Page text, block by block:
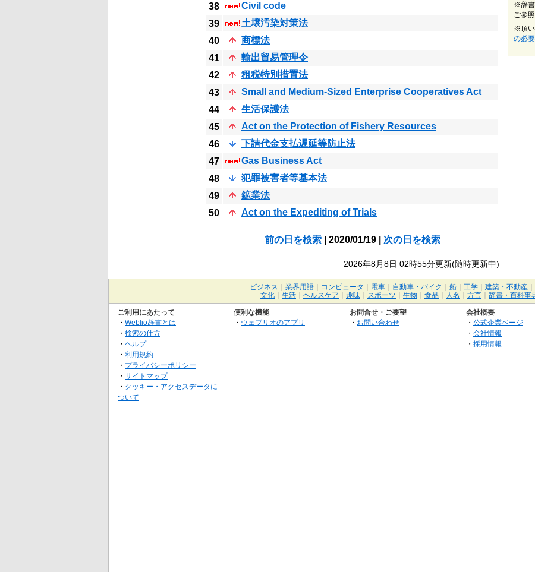
38
Civil code
39
土壌汚染対策法
40
商標法
41
輸出貿易管理令
42
租税特別措置法
43
Small and Medium-Sized Enterprise Cooperatives Act
44
生活保護法
45
Act on the Protection of Fishery Resources
46
下請代金支払遅延等防止法
47
Gas Business Act
48
犯罪被害者等基本法
49
鉱業法
50
Act on the Expediting of Trials
前の日を検索| 2020/01/19 | 次の日を検索
2026年8月8日 02時55分更新(随時更新中)
※辞書
ご参
※頂い
の必
ビジネス 業界用語 コンピュータ 電車 自動車・バイク 船 工学 建築・不動産
文化
生活 ヘルスケア 趣味 スポーツ 生物 食品 人名 方言 辞書・百科事
ご利用にあたって
・ Weblio辞書とは
・ 検索の仕方
・ ヘルプ
・ 利用規約
・ プライバシーポリシー
・ サイトマップ
・ クッキー・アクセスデータに
ついて
便利な機能
・ ウェブリオのアプリ
お問合せ・ご要望
・ お問い合わせ
会社概要
・ 公式企業ページ
・ 会社情報
・ 採用情報